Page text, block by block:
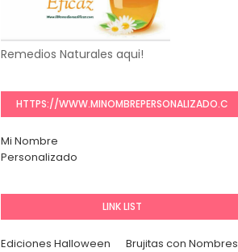
Remedios Naturales aqui!
HTTPS://WWW.MINOMBREPERSONALIZADO.C
Mi Nombre
Personalizado
LINK LIST
Ediciones Halloween
Brujitas con Nombres